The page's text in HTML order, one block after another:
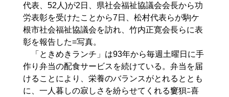
代表、52人)が2日、県社会福祉協議会会長から功
労表彰を受けたことから7日、松村代表らが駒ケ
根市社会福祉協議会を訪れ、竹内正寛会長らに表
彰を報告した=写真。
「ときめきランチ」は93年から毎週土曜日に手
作り弁当の配食サービスを続けている。弁当を届
けることにより、栄養のバランスがとれるととも
に、一人暮しの寂しさを紛らせてくれる窶狽ﾆ喜